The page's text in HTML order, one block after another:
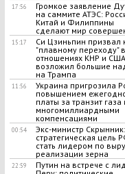
17:56
Громкое заявление
на саммите АТЭС:
Китай и Филиппины
сделают мир
15:17
Си Цзиньпин призвал
"плавному переходу" в
отношениях КНР и
возложил большие
на Трампа
11:56
Украина пригрозила
повышением
платы за транзит газа
многомиллиардными
компенсациями
00:54
Экс-министр Скрынник:
стратегическая цель
стать лидером по
реализации зерна
22:59
Путин на встрече с